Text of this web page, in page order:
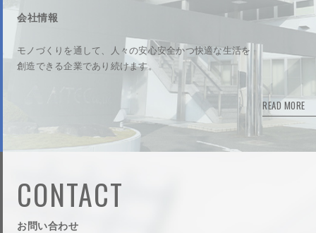
会社情報
モノづくりを通して、人々の安心安全かつ快適な生活を
創造できる企業であり続けます。
READ MORE
CONTACT
お問い合わせ